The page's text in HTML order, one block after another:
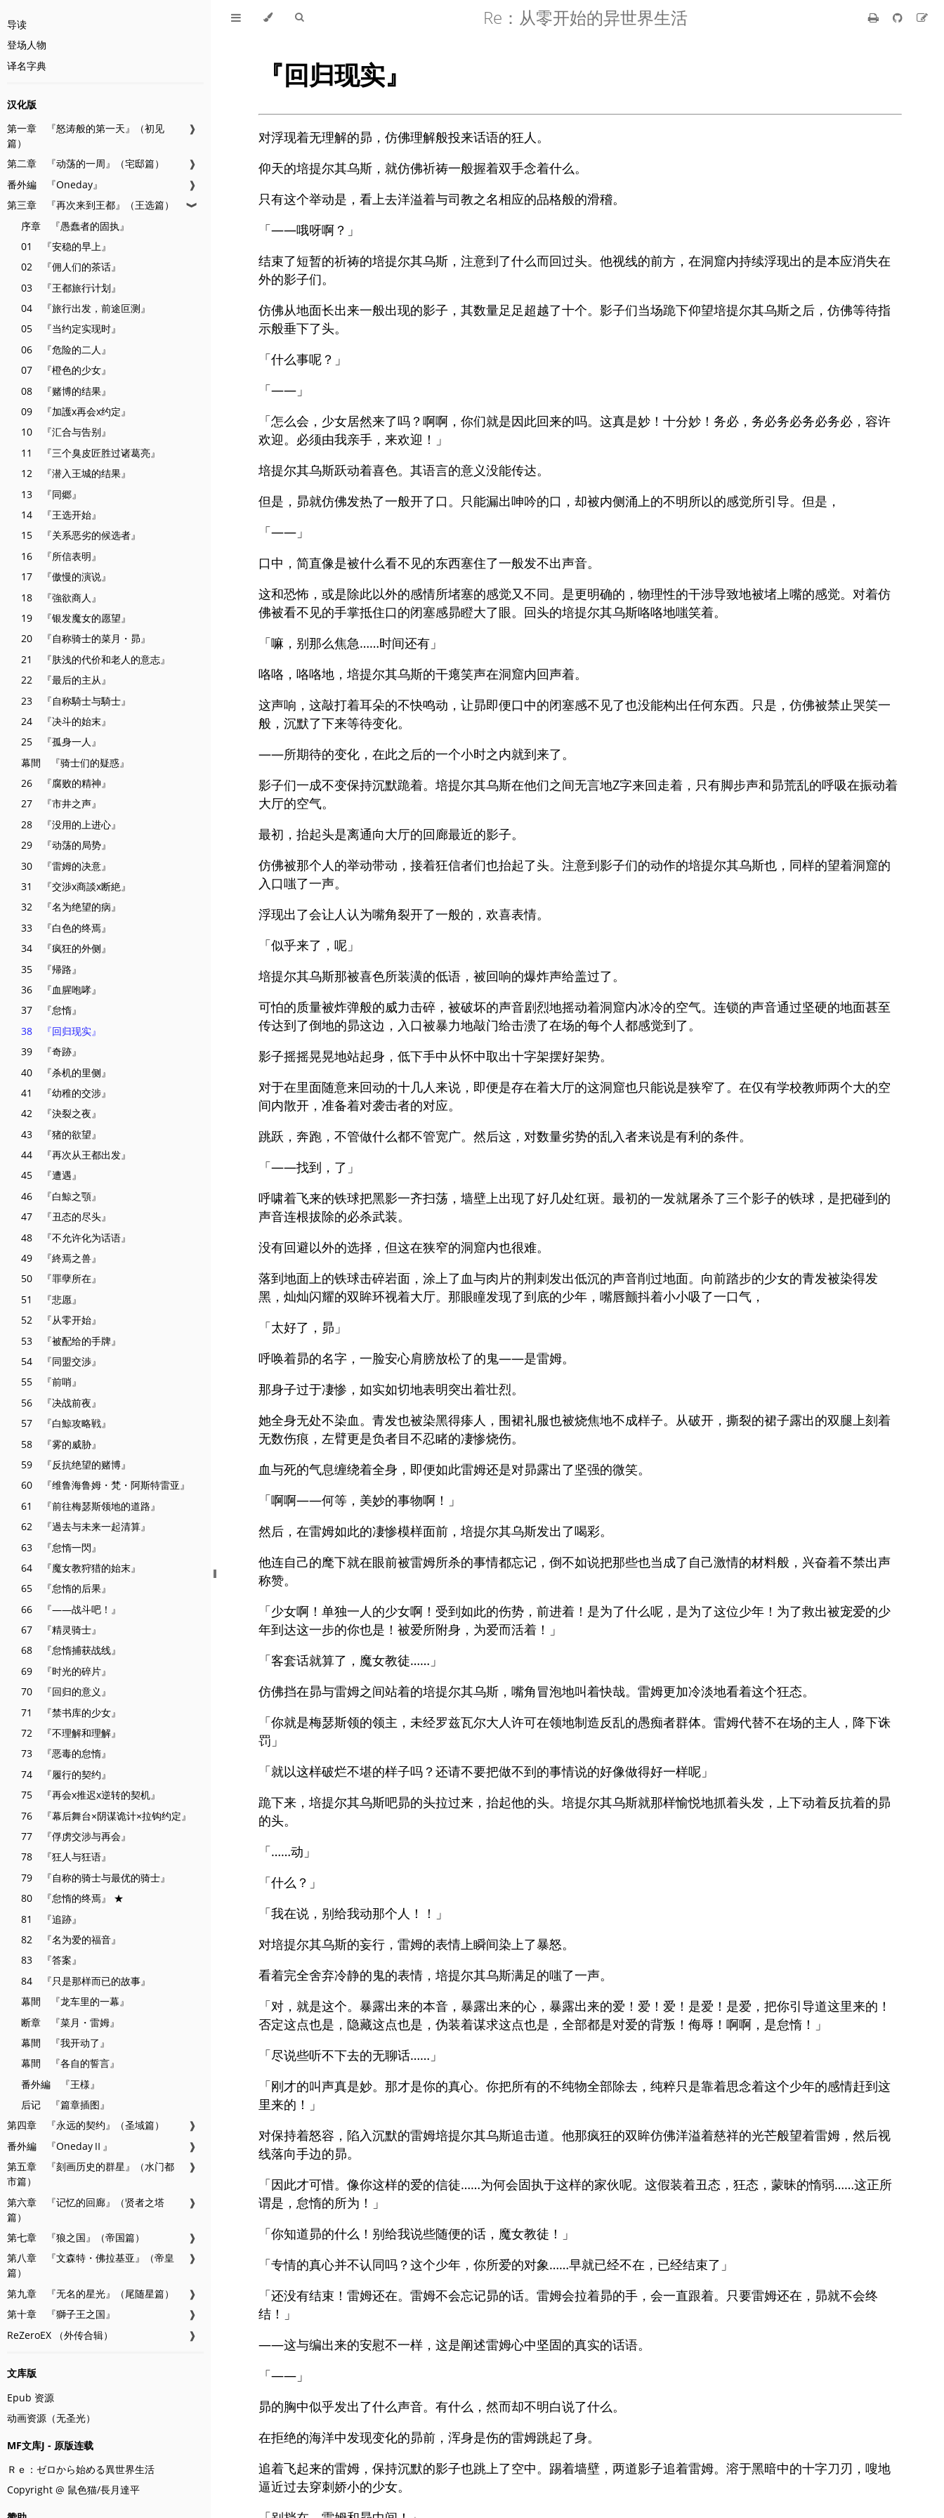
导读
登场人物
译名字典
汉化版
第一章 『怒涛般的第一天』（初见
篇）
❱
第二章 『动荡的一周』（宅邸篇）
❱
番外編 『Oneday』
❱
第三章 『再次来到王都』（王选篇）
❱
序章 『愚蠢者的固执』
01 『安稳的早上』
02 『佣人们的茶话』
03 『王都旅行计划』
04 『旅行出发，前途叵测』
05 『当约定实现时』
06 『危险的二人』
07 『橙色的少女』
08 『赌博的结果』
09 『加護x再会x约定』
10 『汇合与告别』
11 『三个臭皮匠胜过诸葛亮』
12 『潜入王城的结果』
13 『同郷』
14 『王选开始』
15 『关系恶劣的候选者』
16 『所信表明』
17 『傲慢的演说』
18 『強欲商人』
19 『银发魔女的愿望』
20 『自称骑士的菜月・昴』
21 『肤浅的代价和老人的意志』
22 『最后的主从』
23 『自称騎士与騎士』
24 『决斗的始末』
25 『孤身一人』
幕間 『骑士们的疑惑』
26 『腐败的精神』
27 『市井之声』
28 『没用的上进心』
29 『动荡的局势』
30 『雷姆的决意』
31 『交渉x商談x断絶』
32 『名为绝望的病』
33 『白色的终焉』
34 『疯狂的外侧』
35 『帰路』
36 『血腥咆哮』
37 『怠惰』
38 『回归现实』
39 『奇跡』
40 『杀机的里侧』
41 『幼稚的交涉』
42 『決裂之夜』
43 『猪的欲望』
44 『再次从王都出发』
45 『遭遇』
46 『白鯨之顎』
47 『丑态的尽头』
48 『不允许化为话语』
49 『終焉之兽』
50 『罪孽所在』
51 『悲愿』
52 『从零开始』
53 『被配给的手牌』
54 『同盟交渉』
55 『前哨』
56 『决战前夜』
57 『白鯨攻略戦』
58 『雾的威胁』
59 『反抗绝望的赌博』
60 『维鲁海鲁姆・梵・阿斯特雷亚』
61 『前往梅瑟斯领地的道路』
62 『過去与未来一起清算』
63 『怠惰一閃』
64 『魔女教狩猎的始末』
65 『怠惰的后果』
66 『——战斗吧！』
67 『精灵骑士』
68 『怠惰捕获战线』
69 『时光的碎片』
70 『回归的意义』
71 『禁书库的少女』
72 『不理解和理解』
73 『恶毒的怠惰』
74 『履行的契约』
75 『再会x推迟x逆转的契机』
76 『幕后舞台×阴谋诡计×拉钩约定』
77 『俘虏交涉与再会』
78 『狂人与狂语』
79 『自称的骑士与最优的骑士』
80 『怠惰的终焉』 ★
81 『追跡』
82 『名为爱的福音』
83 『答案』
84 『只是那样而已的故事』
幕間 『龙车里的一幕』
断章 『菜月・雷姆』
幕間 『我开动了』
幕間 『各自的誓言』
番外編 『王様』
后记 『篇章插图』
第四章 『永远的契约』（圣域篇）
❱
番外編 『OnedayⅡ』
❱
第五章 『刻画历史的群星』（水门都
市篇）
❱
第六章 『记忆的回廊』（贤者之塔
篇）
❱
第七章 『狼之国』（帝国篇）
❱
第八章 『文森特・佛拉基亚』（帝皇
篇）
❱
第九章 『无名的星光』（尾随星篇）
❱
第十章 『獅子王之国』
❱
ReZeroEX （外传合辑）
❱
文库版
Epub 资源
动画资源（无圣光）
MF文库J - 原版连载
Ｒｅ：ゼロから始める異世界生活
Copyright @ 鼠色猫/長月達平
Re：从零开始的异世界生活
『回归现实』
对浮现着无理解的昴，仿佛理解般投来话语的狂人。
仰天的培提尔其乌斯，就仿佛祈祷一般握着双手念着什么。
只有这个举动是，看上去洋溢着与司教之名相应的品格般的滑稽。
「——哦呀啊？」
结束了短暂的祈祷的培提尔其乌斯，注意到了什么而回过头。他视线的前方，在洞窟内持续浮现出的是本应消失在
外的影子们。
仿佛从地面长出来一般出现的影子，其数量足足超越了十个。影子们当场跪下仰望培提尔其乌斯之后，仿佛等待指
示般垂下了头。
「什么事呢？」
「——」
「怎么会，少女居然来了吗？啊啊，你们就是因此回来的吗。这真是妙！十分妙！务必，务必务必务必务必，容许
欢迎。必须由我亲手，来欢迎！」
培提尔其乌斯跃动着喜色。其语言的意义没能传达。
但是，昴就仿佛发热了一般开了口。只能漏出呻吟的口，却被内侧涌上的不明所以的感觉所引导。但是，
「——」
口中，简直像是被什么看不见的东西塞住了一般发不出声音。
这和恐怖，或是除此以外的感情所堵塞的感觉又不同。是更明确的，物理性的干涉导致地被堵上嘴的感觉。对着仿
佛被看不见的手掌抵住口的闭塞感昴瞪大了眼。回头的培提尔其乌斯咯咯地嗤笑着。
「嘛，别那么焦急……时间还有」
咯咯，咯咯地，培提尔其乌斯的干瘪笑声在洞窟内回声着。
这声响，这敲打着耳朵的不快鸣动，让昴即便口中的闭塞感不见了也没能构出任何东西。只是，仿佛被禁止哭笑一
般，沉默了下来等待变化。
——所期待的变化，在此之后的一个小时之内就到来了。
影子们一成不变保持沉默跪着。培提尔其乌斯在他们之间无言地Z字来回走着，只有脚步声和昴荒乱的呼吸在振动着
大厅的空气。
最初，抬起头是离通向大厅的回廊最近的影子。
仿佛被那个人的举动带动，接着狂信者们也抬起了头。注意到影子们的动作的培提尔其乌斯也，同样的望着洞窟的
入口嗤了一声。
浮现出了会让人认为嘴角裂开了一般的，欢喜表情。
「似乎来了，呢」
培提尔其乌斯那被喜色所装潢的低语，被回响的爆炸声给盖过了。
可怕的质量被炸弹般的威力击碎，被破坏的声音剧烈地摇动着洞窟内冰冷的空气。连锁的声音通过坚硬的地面甚至
传达到了倒地的昴这边，入口被暴力地敲门给击溃了在场的每个人都感觉到了。
影子摇摇晃晃地站起身，低下手中从怀中取出十字架摆好架势。
对于在里面随意来回动的十几人来说，即便是存在着大厅的这洞窟也只能说是狭窄了。在仅有学校教师两个大的空
间内散开，准备着对袭击者的对应。
跳跃，奔跑，不管做什么都不管宽广。然后这，对数量劣势的乱入者来说是有利的条件。
「——找到，了」
呼啸着飞来的铁球把黑影一齐扫荡，墙壁上出现了好几处红斑。最初的一发就屠杀了三个影子的铁球，是把碰到的
声音连根拔除的必杀武装。
没有回避以外的选择，但这在狭窄的洞窟内也很难。
落到地面上的铁球击碎岩面，涂上了血与肉片的荆刺发出低沉的声音削过地面。向前踏步的少女的青发被染得发
黑，灿灿闪耀的双眸环视着大厅。那眼瞳发现了到底的少年，嘴唇颤抖着小小吸了一口气，
「太好了，昴」
呼唤着昴的名字，一脸安心肩膀放松了的鬼——是雷姆。
那身子过于凄惨，如实如切地表明突出着壮烈。
她全身无处不染血。青发也被染黑得瘆人，围裙礼服也被烧焦地不成样子。从破开，撕裂的裙子露出的双腿上刻着
无数伤痕，左臂更是负者目不忍睹的凄惨烧伤。
血与死的气息缠绕着全身，即便如此雷姆还是对昴露出了坚强的微笑。
「啊啊——何等，美妙的事物啊！」
然后，在雷姆如此的凄惨模样面前，培提尔其乌斯发出了喝彩。
他连自己的麾下就在眼前被雷姆所杀的事情都忘记，倒不如说把那些也当成了自己激情的材料般，兴奋着不禁出声
称赞。
「少女啊！单独一人的少女啊！受到如此的伤势，前进着！是为了什么呢，是为了这位少年！为了救出被宠爱的少
年到达这一步的你也是！被爱所附身，为爱而活着！」
「客套话就算了，魔女教徒……」
仿佛挡在昴与雷姆之间站着的培提尔其乌斯，嘴角冒泡地叫着快哉。雷姆更加冷淡地看着这个狂态。
「你就是梅瑟斯领的领主，未经罗兹瓦尔大人许可在领地制造反乱的愚痴者群体。雷姆代替不在场的主人，降下诛
罚」
「就以这样破烂不堪的样子吗？还请不要把做不到的事情说的好像做得好一样呢」
跪下来，培提尔其乌斯吧昴的头拉过来，抬起他的头。培提尔其乌斯就那样愉悦地抓着头发，上下动着反抗着的昴
的头。
「……动」
「什么？」
「我在说，别给我动那个人！！」
对培提尔其乌斯的妄行，雷姆的表情上瞬间染上了暴怒。
看着完全舍弃冷静的鬼的表情，培提尔其乌斯满足的嗤了一声。
「对，就是这个。暴露出来的本音，暴露出来的心，暴露出来的爱！爱！爱！是爱！是爱，把你引导道这里来的！
否定这点也是，隐藏这点也是，伪装着谋求这点也是，全部都是对爱的背叛！侮辱！啊啊，是怠惰！」
「尽说些听不下去的无聊话……」
「刚才的叫声真是妙。那才是你的真心。你把所有的不纯物全部除去，纯粹只是靠着思念着这个少年的感情赶到这
里来的！」
对保持着怒容，陷入沉默的雷姆培提尔其乌斯追击道。他那疯狂的双眸仿佛洋溢着慈祥的光芒般望着雷姆，然后视
线落向手边的昴。
「因此才可惜。像你这样的爱的信徒……为何会固执于这样的家伙呢。这假装着丑态，狂态，蒙昧的惰弱……这正所
谓是，怠惰的所为！」
「你知道昴的什么！别给我说些随便的话，魔女教徒！」
「专情的真心并不认同吗？这个少年，你所爱的对象……早就已经不在，已经结束了」
「还没有结束！雷姆还在。雷姆不会忘记昴的话。雷姆会拉着昴的手，会一直跟着。只要雷姆还在，昴就不会终
结！」
——这与编出来的安慰不一样，这是阐述雷姆心中坚固的真实的话语。
「——」
昴的胸中似乎发出了什么声音。有什么，然而却不明白说了什么。
在拒绝的海洋中发现变化的昴前，浑身是伤的雷姆跳起了身。
追着飞起来的雷姆，保持沉默的影子也跳上了空中。踢着墙壁，两道影子追着雷姆。溶于黑暗中的十字刀刃，嗖地
逼近过去穿刺娇小的少女。